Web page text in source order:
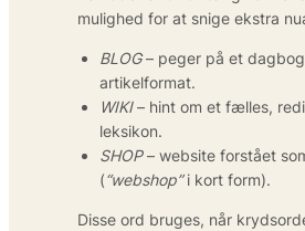
mulighed for at snige ekstra
BLOG– peger på et
artikelformat.
WIKI– hint om et fælles,
leksikon.
SHOP– website forstået
(“webshop”i kort form).
Disse ord bruges, når